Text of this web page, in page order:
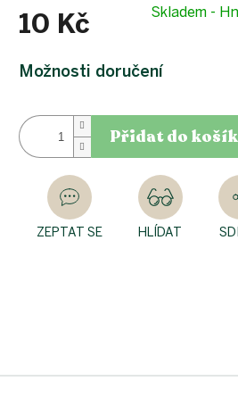
10 Kč
cena:
Skladem -
Možnosti doručení
Přidat do
ZEPTAT SE HLÍDAT